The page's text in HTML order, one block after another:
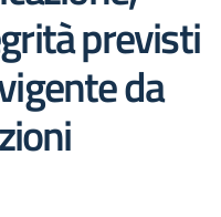
previsti
da